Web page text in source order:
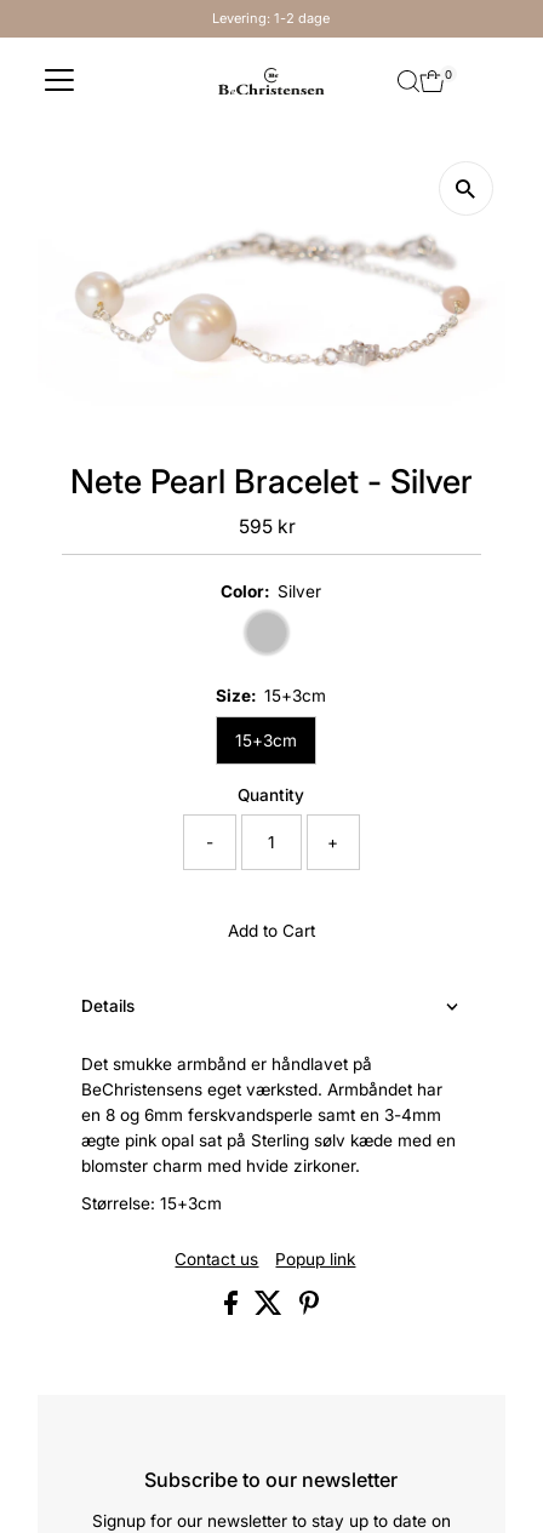
Levering: 1-2 dage
0
Nete Pearl Bracelet - Silver
Regular
Price
595 kr
Color: Silver
Size: 15+3cm
15+3cm
Quantity
- +
Add to Cart
Details
Det smukke armbånd er håndlavet på
BeChristensens eget værksted. Armbåndet har
en 8 og 6mm ferskvandsperle samt en 3-4mm
ægte pink opal sat på Sterling sølv kæde med en
blomster charm med hvide zirkoner.
Størrelse: 15+3cm
Contact us Popup link
Subscribe to our newsletter
Signup for our newsletter to stay up to date on